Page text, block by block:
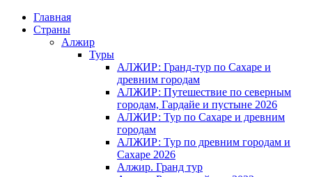
Главная
Страны
Алжир
Туры
АЛЖИР: Гранд-тур по Сахаре и
древним городам
АЛЖИР: Путешествие по северным
городам, Гардайе и пустыне 2026
АЛЖИР: Тур по Сахаре и древним
городам
АЛЖИР: Тур по древним городам и
Сахаре 2026
Алжир. Гранд тур